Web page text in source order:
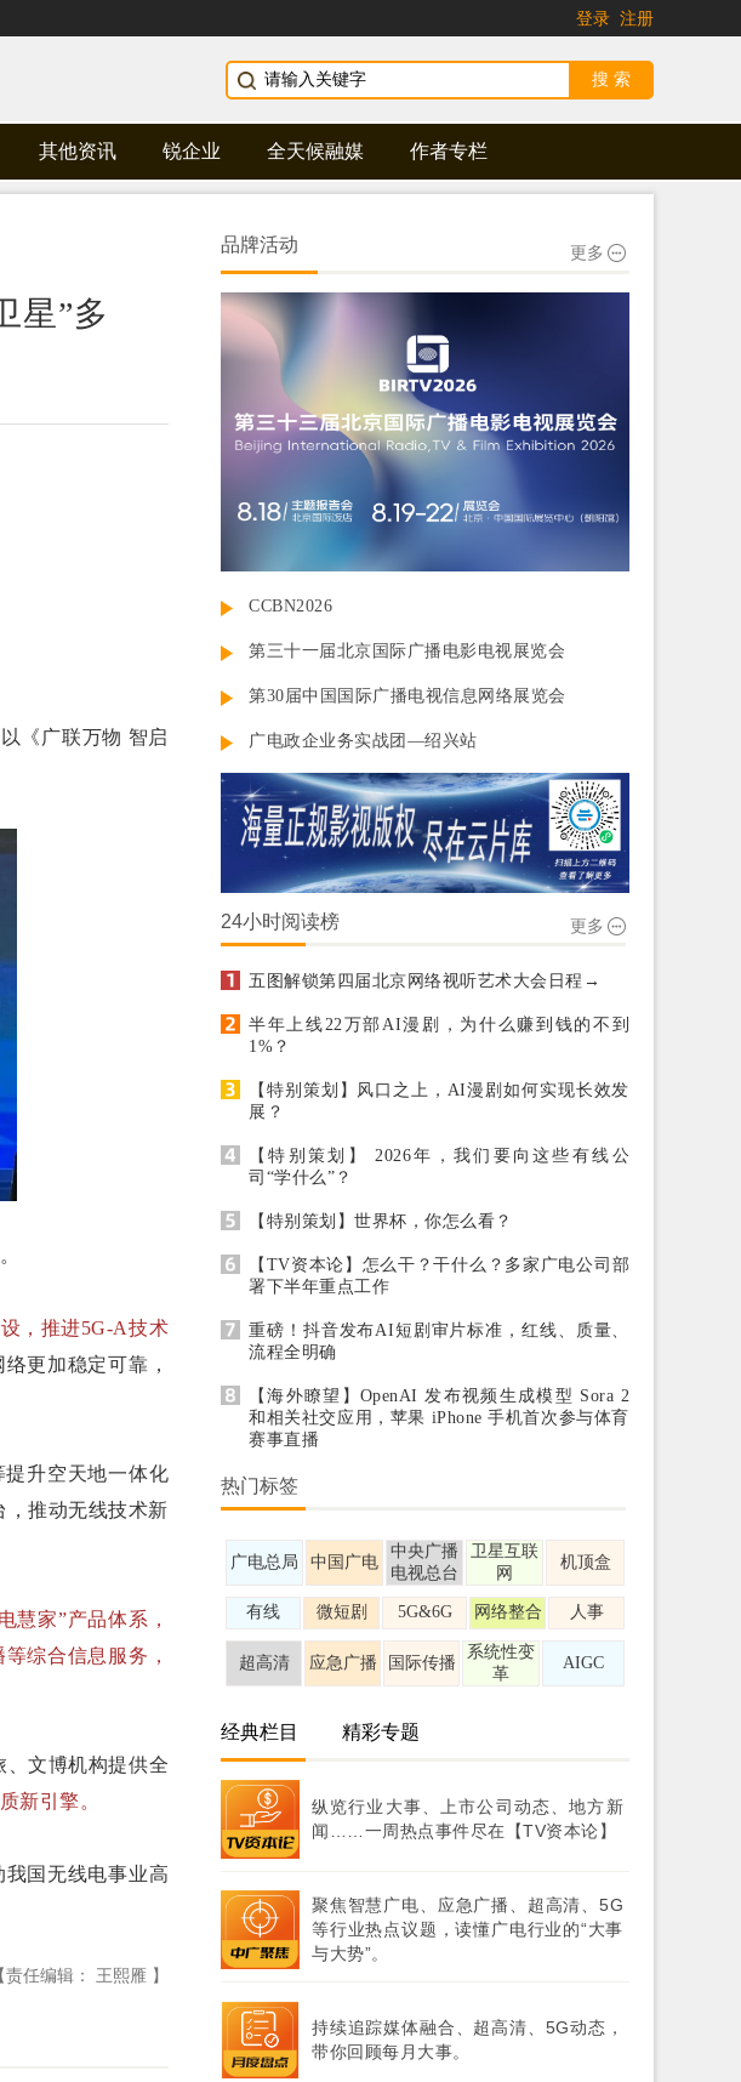
登录 注册
其他资讯 锐企业 全天候融媒 作者专栏
星”多
《广联万物 智启
，推进5G-A技术
络更加稳定可靠，
提升空天地一体化
，推动无线技术新
慧家”产品体系，
综合信息服务，
、文博机构提供全
新引擎。
国无线电事业高
责任编辑： 王熙雁 】
品牌活动 更多
CCBN2026
第三十一届北京国际广播电影电视展览会
第30届中国国际广播电视信息网络展览会
广电政企业务实战团—绍兴站
24小时阅读榜 更多
五图解锁第四届北京网络视听艺术大会日程→
半年上线22万部AI漫剧，为什么赚到钱的不到
1%？
【特别策划】风口之上，AI漫剧如何实现长效发
展？
【特别策划】 2026年，我们要向这些有线公
司“学什么”？
【特别策划】世界杯，你怎么看？
【TV资本论】怎么干？干什么？多家广电公司部
署下半年重点工作
重磅！抖音发布AI短剧审片标准，红线、质量、
流程全明确
【海外瞭望】OpenAI 发布视频生成模型 Sora 2
和相关社交应用，苹果 iPhone 手机首次参与体育
赛事直播
热门标签
广电总局 中国广电
中央广播
电视总台
卫星互联
网
机顶盒
有线 微短剧 5G&6G 网络整合 人事
超高清 应急广播 国际传播
系统性变
革
AIGC
经典栏目 精彩专题
纵览行业大事、上市公司动态、地方新
闻……一周热点事件尽在【TV资本论】
聚焦智慧广电、应急广播、超高清、5G
等行业热点议题，读懂广电行业的“大事
与大势”。
持续追踪媒体融合、超高清、5G动态，
带你回顾每月大事。